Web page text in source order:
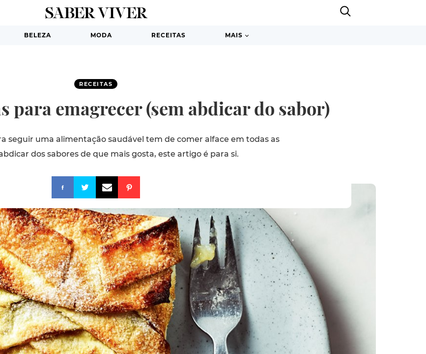
BELEZA MODA RECEITAS MAIS
RECEITAS
para emagrecer (sem abdicar do sabor)
seguir uma alimentação saudável tem de comer alface em todas as
dos sabores de que mais gosta, este artigo é para si.